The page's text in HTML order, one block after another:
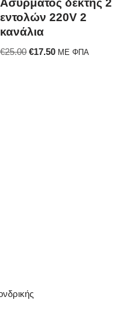
εντολών 220V 2
κανάλια
€25.00 €17.50 ΜΕ ΦΠΑ